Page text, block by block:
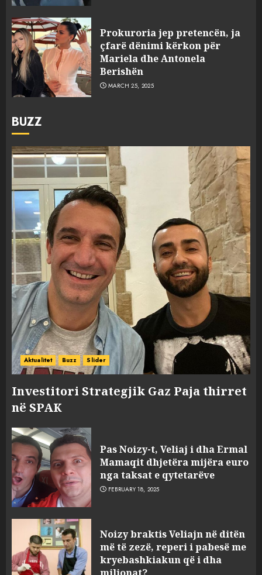
Prokuroria jep pretencën, ja
çfarë dënimi kërkon për
Mariela dhe Antonela
Berishën
MARCH 25, 2025
BUZZ
Aktualitet Buzz Slider
Investitori Strategjik Gaz Paja thirret
në SPAK
Pas Noizy-t, Veliaj i dha Ermal
Mamaqit dhjetëra mijëra euro
nga taksat e qytetarëve
FEBRUARY 18, 2025
Noizy braktis Veliajn në ditën
më të zezë, reperi i pabesë me
kryebashkiakun që i dha
sulmuan “One Albania”,
ngjarja u fsheh. A u vodhën
serverat?